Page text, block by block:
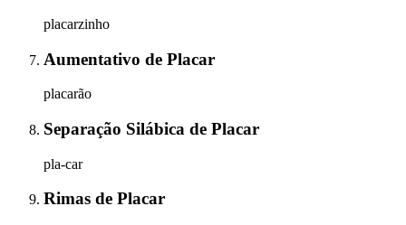
placarzinho
Aumentativo de Placar
placarão
Separação Silábica de Placar
pla-car
Rimas de Placar